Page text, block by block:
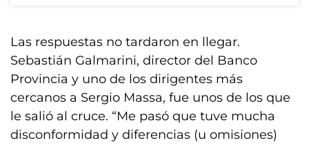
Las respuestas no tardaron en llegar.
Sebastián Galmarini, director del Banco
Provincia y uno de los dirigentes más
cercanos a Sergio Massa, fue unos de los que
le salió al cruce. “Me pasó que tuve mucha
disconformidad y diferencias (u omisiones)